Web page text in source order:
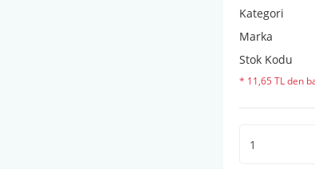
Kategori
Marka
Stok Kodu
* 11,65 TL den